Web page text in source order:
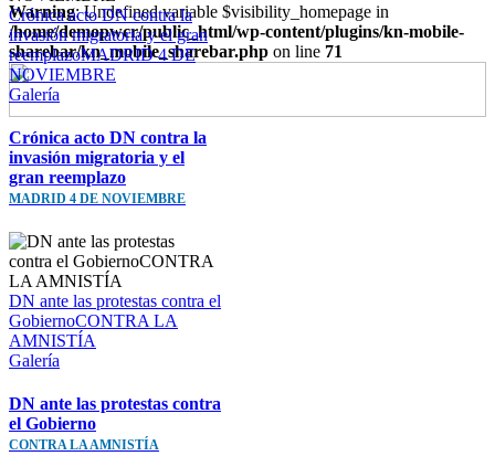
Crónica acto DN contra la
invasión migratoria y el gran
reemplazoMADRID 4 DE
NOVIEMBRE
Galería
Crónica acto DN contra la
invasión migratoria y el
gran reemplazo
MADRID 4 DE NOVIEMBRE
DN ante las protestas contra el
GobiernoCONTRA LA
AMNISTÍA
Galería
DN ante las protestas contra
el Gobierno
CONTRA LA AMNISTÍA
Warning: Undefined variable $visibility_homepage in
/home/demopwcr/public_html/wp-content/plugins/kn-mobile-
sharebar/kn_mobile_sharebar.php on line 71
Ir
a
Arriba